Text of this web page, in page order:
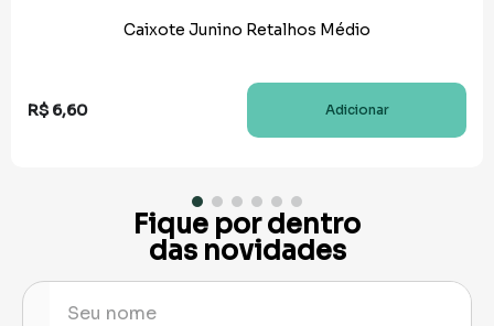
Caixote Junino Retalhos Médio
R$ 6,60 Adicionar
Fique por dentro
das novidades